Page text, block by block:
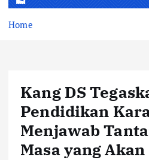
Home
Kang DS
Pendidikan
Menjawab
Masa yang